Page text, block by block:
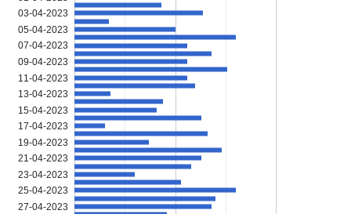
03-04-2023
05-04-2023
07-04-2023
09-04-2023
11-04-2023
13-04-2023
15-04-2023
17-04-2023
19-04-2023
21-04-2023
23-04-2023
25-04-2023
27-04-2023